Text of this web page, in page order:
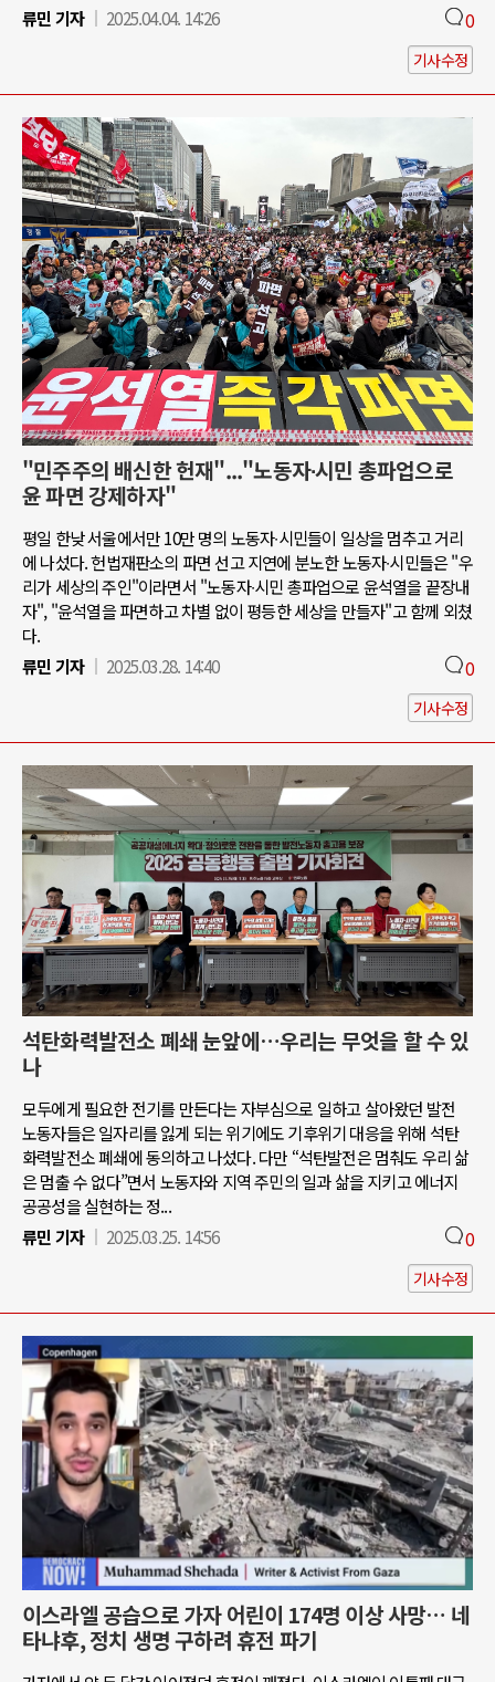
류민 기자
2025.04.04. 14:26 0
기사수정
"민주주의 배신한 헌재"..."노동자∙시민 총파업으로
윤 파면 강제하자"
평일 한낮 서울에서만 10만 명의 노동자∙시민들이 일상을 멈추고 거리
에 나섰다. 헌법재판소의 파면 선고 지연에 분노한 노동자∙시민들은 "우
리가 세상의 주인"이라면서 "노동자∙시민 총파업으로 윤석열을 끝장내
자", "윤석열을 파면하고 차별 없이 평등한 세상을 만들자"고 함께 외쳤
다.
류민 기자
2025.03.28. 14:40 0
기사수정
석탄화력발전소 폐쇄 눈앞에…우리는 무엇을 할 수 있
나
모두에게 필요한 전기를 만든다는 자부심으로 일하고 살아왔던 발전
노동자들은 일자리를 잃게 되는 위기에도 기후위기 대응을 위해 석탄
화력발전소 폐쇄에 동의하고 나섰다. 다만 “석탄발전은 멈춰도 우리 삶
은 멈출 수 없다”면서 노동자와 지역 주민의 일과 삶을 지키고 에너지
공공성을 실현하는 정...
류민 기자
2025.03.25. 14:56 0
기사수정
이스라엘 공습으로 가자 어린이 174명 이상 사망… 네
타냐후, 정치 생명 구하려 휴전 파기